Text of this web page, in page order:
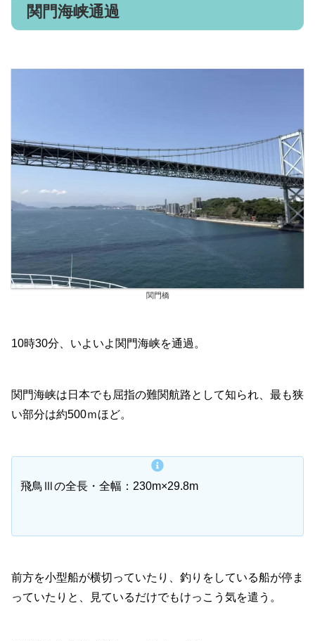
関門海峡通過
関門橋
10時30分、いよいよ関門海峡を通過。
関門海峡は日本でも屈指の難関航路として知られ、最も狭
い部分は約500ｍほど。
飛鳥Ⅲの全長・全幅：230m×29.8m
前方を小型船が横切っていたり、釣りをしている船が停ま
っていたりと、見ているだけでもけっこう気を遣う。